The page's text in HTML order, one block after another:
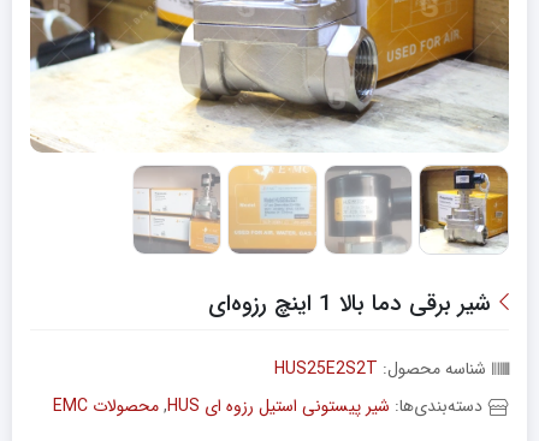
شیر برقی دما بالا 1 اینچ رزوه‌ای
شناسه محصول: HUS25E2S2T
دسته‌بندی‌ها: شیر پیستونی استیل رزوه ای HUS ,محصولات EMC